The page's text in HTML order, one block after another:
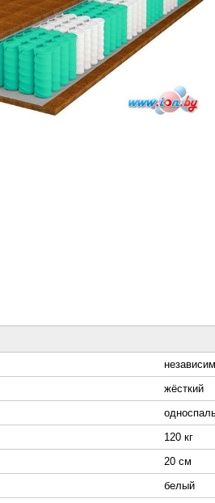
жёсткий
120 кг
20 см
белый